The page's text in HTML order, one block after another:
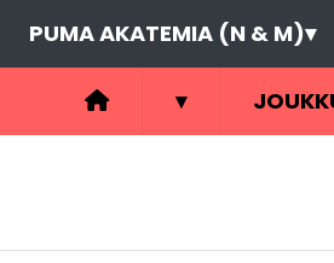
PUMA AKATEMIA (N & M)▾
▾